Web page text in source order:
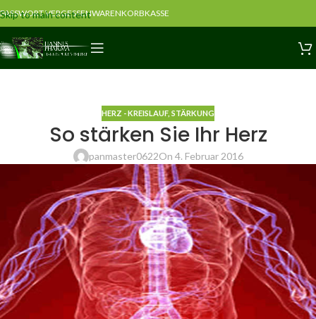
Skip to main content
PASSWORT VERGESSENWARENKORBKASSE
HERZ - KREISLAUF, STÄRKUNG
So stärken Sie Ihr Herz
panmaster0622On 4. Februar 2016